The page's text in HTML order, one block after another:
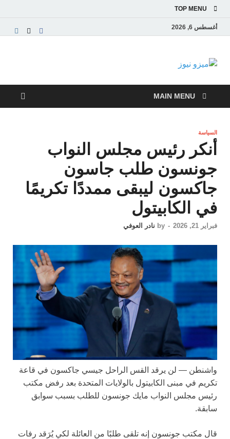
TOP MENU
أغسطس 6, 2026
ميزو نيوز
والاقتصادية
MAIN MENU
السياسة
أنكر رئيس مجلس النواب
جونسون طلب جاسون
جاكسون ليبقى ممددًا تكريمًا
في الكابيتول
فبراير 21, 2026 -
by نادر العوفي
واشنطن — لن يرقد القس الراحل جيسي جاكسون في قاعة
تكريم في مبنى الكابيتول بالولايات المتحدة بعد رفض مكتب
رئيس مجلس النواب مايك جونسون للطلب بسبب سوابق
سابقة.
قال مكتب جونسون إنه تلقى طلبًا من العائلة لكي يُرَقد رفات